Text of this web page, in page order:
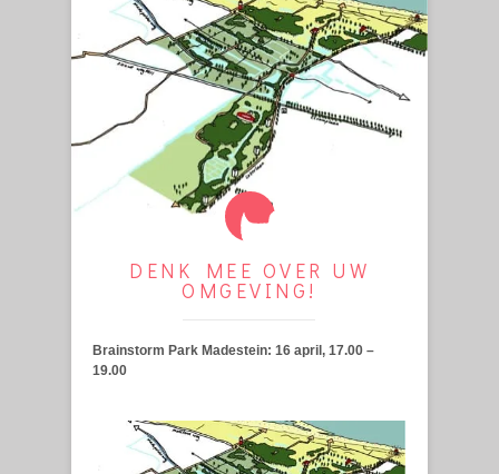
DENK MEE OVER UW
OMGEVING!
Brainstorm Park Madestein: 16 april, 17.00 –
19.00